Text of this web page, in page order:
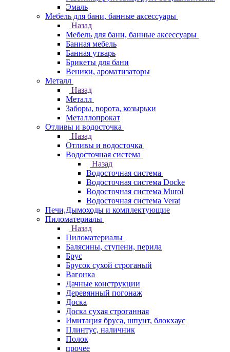
Эмаль
Мебель для бани, банные аксессуары
Назад
Мебель для бани, банные аксессуары
Банная мебель
Банная утварь
Брикеты для бани
Веники, ароматизаторы
Металл
Назад
Металл
Заборы, ворота, козырьки
Металлопрокат
Отливы и водосточка
Назад
Отливы и водосточка
Водосточная система
Назад
Водосточная система
Водосточная система Docke
Водосточная система Murol
Водосточная система Verat
Печи,Дымоходы и комплектующие
Пиломатериалы
Назад
Пиломатериалы
Балясины, ступени, перила
Брус
Брусок сухой строганый
Вагонка
Дачные конструкции
Деревянный погонаж
Доска
Доска сухая строганная
Имитация бруса, шпунт, блокхаус
Плинтус, наличник
Полок
прочее